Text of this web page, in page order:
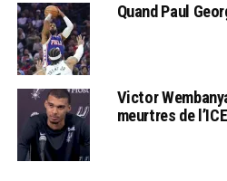
Quand Paul
Victor
meurtres de